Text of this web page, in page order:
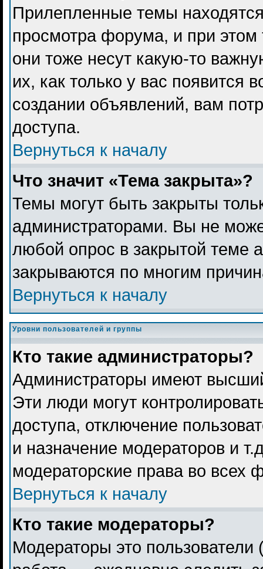
Прилепленные темы
просмотра форума, и при
они тоже несут какую-то
их, как только у вас появится
создании объявлений, вам
доступа.
Вернуться к началу
Что значит «Тема закрыта»?
Темы могут быть закрыты
администраторами. Вы не
любой опрос в закрытой теме
закрываются по многим
Вернуться к началу
Уровни пользователей и группы
Кто такие администраторы?
Администраторы имеют
Эти люди могут
доступа, отключение
и назначение модераторов и
модераторские права во всех
Вернуться к началу
Кто такие модераторы?
Модераторы это пользователи